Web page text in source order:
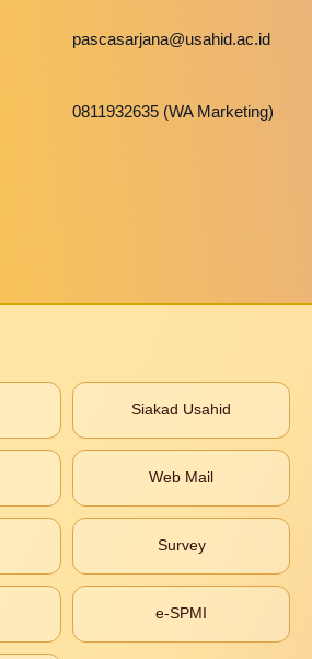
pascasarjana@usahid.ac.id
0811932635 (WA Marketing)
Siakad Usahid
Web Mail
Survey
e-SPMI